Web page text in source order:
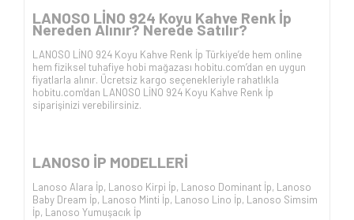
LANOSO LİNO 924 Koyu Kahve Renk İp
Nereden Alınır? Nerede Satılır?
LANOSO LİNO 924 Koyu Kahve Renk İp Türkiye’de hem online
hem fiziksel tuhafiye hobi mağazası hobitu.com’dan en uygun
fiyatlarla alınır. Ücretsiz kargo seçenekleriyle rahatlıkla
hobitu.com'dan LANOSO LİNO 924 Koyu Kahve Renk İp
siparişinizi verebilirsiniz.
LANOSO İP MODELLERİ
Lanoso Alara İp, Lanoso Kirpi İp, Lanoso Dominant İp, Lanoso
Baby Dream İp, Lanoso Minti İp, Lanoso Lino İp, Lanoso Simsim
İp, Lanoso Yumuşacık İp